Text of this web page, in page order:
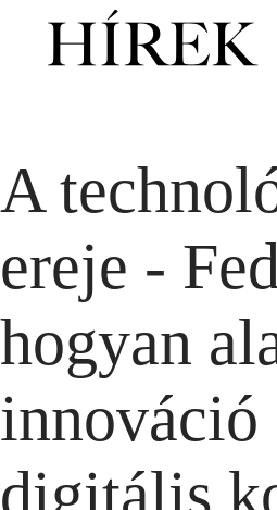
A
ereje -
hogyan
innováció
digitális